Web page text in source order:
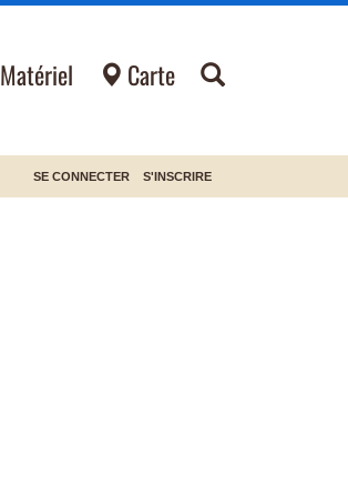
Matériel Carte
SE CONNECTER S'INSCRIRE